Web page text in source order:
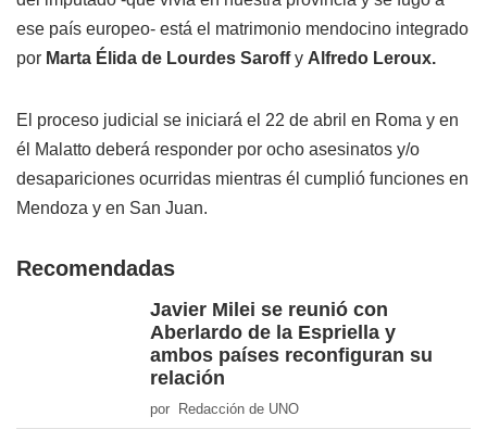
ese país europeo- está el matrimonio mendocino integrado
por Marta Élida de Lourdes Saroffy Alfredo Leroux.
El proceso judicial se iniciará el 22 de abril en Roma y en
él Malatto deberá responder por ocho asesinatos y/o
desapariciones ocurridas mientras él cumplió funciones en
Mendoza y en San Juan.
Recomendadas
Javier Milei se reunió con
Aberlardo de la Espriella y
ambos países reconfiguran su
relación
por Redacción de UNO